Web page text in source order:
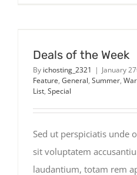
Deals of the Week
By ichosting_2321 | January
Feature, General, Summer,
List, Special
Sed ut perspiciatis unde
sit voluptatem
laudantium, totam rem